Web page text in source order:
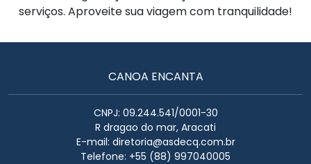
serviços. Aproveite sua viagem com tranquilidade!
CANOA ENCANTA
CNPJ: 09.244.541/0001-30
R dragao do mar, Aracati
E-mail: diretoria@asdecq.com.br
Telefone: +55 (88) 997040005